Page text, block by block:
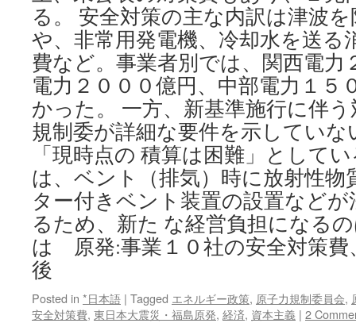
る。 安全対策の主な内訳は津波
や、非常用発電機、冷却水を送る
費など。事業者別では、関西電力
電力２０００億円、中部電力１５
かった。 一方、新基準施行に伴
規制委が詳細な要件を示してい
「現時点の 積算は困難」として
は、ベント（排気）時に放射性
ター付きベント装置の設置など
るため、新た な経営負担になる
は 原発:事業１０社の安全対策
後
Posted in *日本語 | Tagged エネルギー政策, 原子力規制委員会,
安全対策費, 東日本大震災・福島原発, 経済, 資本主義 | 2